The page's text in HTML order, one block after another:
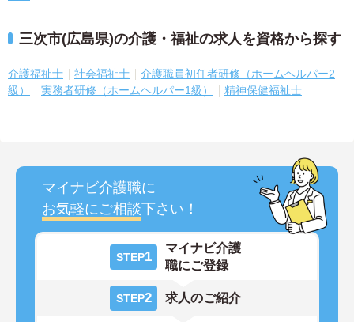
三次市(広島県)の介護・福祉の求人を資格から探す
介護福祉士 社会福祉士
介護職員初任者研修（ホームヘルパー2
級）
実務者研修（ホームヘルパー1級） 精神保健福祉士
マイナビ介護職に
お気軽にご相談下さい！
STEP1
マイナビ介護
職にご登録
STEP2 求人のご紹介